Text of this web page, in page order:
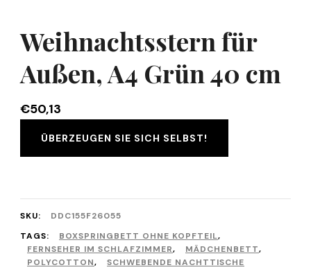
Weihnachtsstern für
Außen, A4 Grün 40 cm
€50,13
ÜBERZEUGEN SIE SICH SELBST!
SKU:
DDC155F26055
TAGS:
BOXSPRINGBETT OHNE KOPFTEIL,
FERNSEHER IM SCHLAFZIMMER, MÄDCHENBETT,
POLYCOTTON, SCHWEBENDE NACHTTISCHE